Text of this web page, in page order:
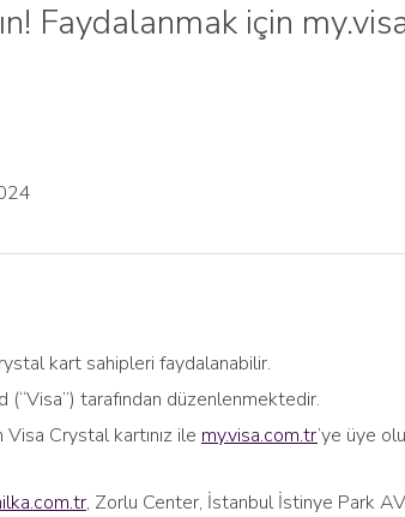
Faydalanmak için
kart sahipleri faydalanabilir.
tarafından düzenlenmektedir.
Crystal kartınız ile my.visa.com.tr’ye üye
, Zorlu Center, İstanbul İstinye Park